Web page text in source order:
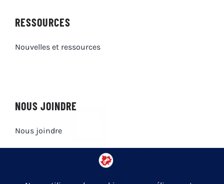
RESSOURCES
Nouvelles et ressources
NOUS JOINDRE
Nous joindre